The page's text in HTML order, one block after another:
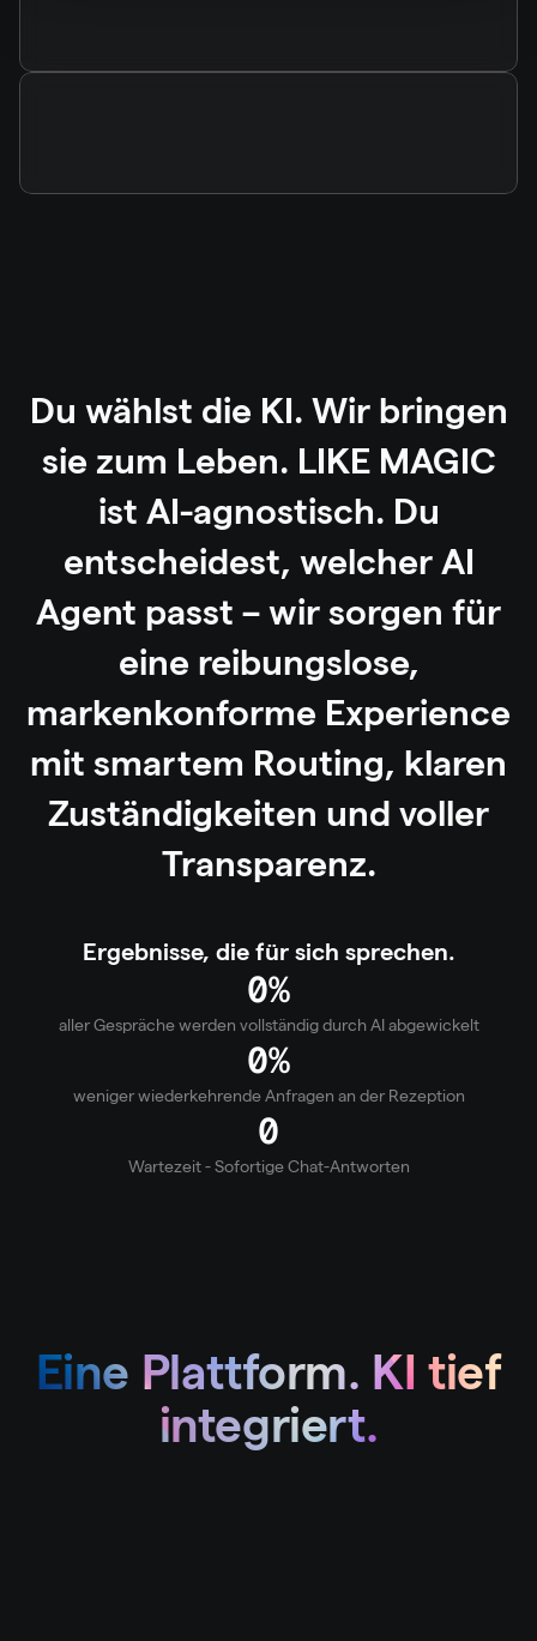
Du wählst die KI. Wir bringen
sie zum Leben. LIKE MAGIC
ist AI-agnostisch. Du
entscheidest, welcher AI
Agent passt – wir sorgen für
eine reibungslose,
markenkonforme Experience
mit smartem Routing, klaren
Zuständigkeiten und voller
Transparenz.
Ergebnisse, die für sich sprechen.
0%
aller Gespräche werden vollständig durch AI abgewickelt
0%
weniger wiederkehrende Anfragen an der Rezeption
0
Wartezeit - Sofortige Chat-Antworten
Eine Plattform. KI tief
integriert.